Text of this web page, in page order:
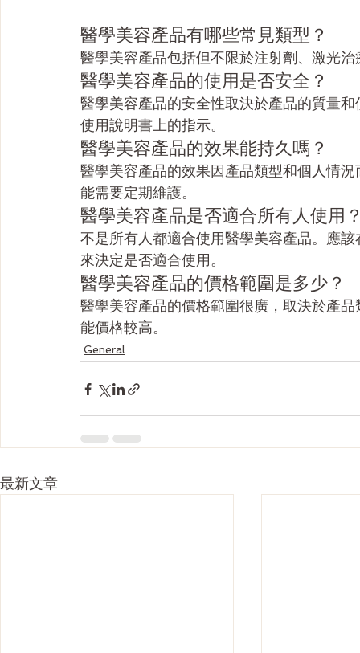
醫學美容產品有哪些常見類型？
醫學美容產品包括但不限於注射劑、激光
醫學美容產品的使用是否安全？
醫學美容產品的安全性取決於產品的質量
使用說明書上的指示。
醫學美容產品的效果能持久嗎？
醫學美容產品的效果因產品類型和個人情
能需要定期維護。
醫學美容產品是否適合所有人使用
不是所有人都適合使用醫學美容產品。應
來決定是否適合使用。
醫學美容產品的價格範圍是多少？
醫學美容產品的價格範圍很廣，取決於產
能價格較高。
General
最新文章